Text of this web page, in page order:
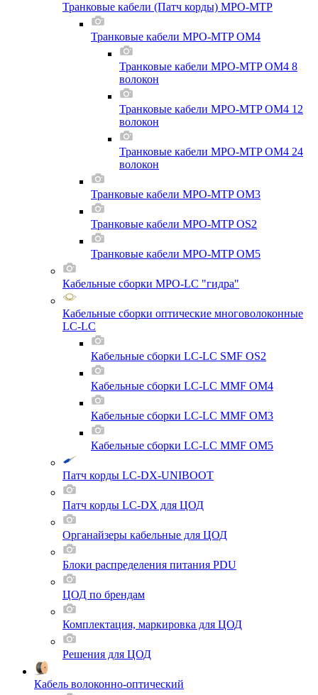
Транковые кабели (Патч корды) MPO-MTP
Транковые кабели MPO-MTP OM4
Транковые кабели MPO-MTP OM4 8
волокон
Транковые кабели MPO-MTP OM4 12
волокон
Транковые кабели MPO-MTP OM4 24
волокон
Транковые кабели MPO-MTP OM3
Транковые кабели MPO-MTP OS2
Транковые кабели MPO-MTP OM5
Кабельные сборки MPO-LC "гидра"
Кабельные сборки оптические многоволоконные
LC-LC
Кабельные сборки LC-LC SMF OS2
Кабельные сборки LC-LC MMF OM4
Кабельные сборки LC-LC MMF OM3
Кабельные сборки LC-LC MMF OM5
Патч корды LC-DX-UNIBOOT
Патч корды LC-DX для ЦОД
Органайзеры кабельные для ЦОД
Блоки распределения питания PDU
ЦОД по брендам
Комплектация, маркировка для ЦОД
Решения для ЦОД
Кабель волоконно-оптический